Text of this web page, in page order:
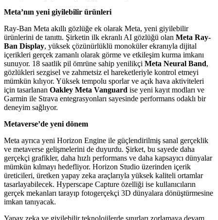
Meta’nın yeni giyilebilir ürünleri
Ray-Ban Meta akıllı gözlüğe ek olarak Meta, yeni giyilebilir
ürünlerini de tanıttı. Şirketin ilk ekranlı AI gözlüğü olan Meta Ray-
Ban Display, yüksek çözünürlüklü monoküler ekranıyla dijital
içerikleri gerçek zamanlı olarak görme ve etkileşim kurma imkanı
sunuyor. 18 saatlik pil ömrüne sahip yenilikçi Meta Neural Band,
gözlükleri sezgisel ve zahmetsiz el hareketleriyle kontrol etmeyi
mümkün kılıyor. Yüksek tempolu sporlar ve açık hava aktiviteleri
için tasarlanan Oakley Meta Vanguard ise yeni kayıt modları ve
Garmin ile Strava entegrasyonları sayesinde performans odaklı bir
deneyim sağlıyor.
Metaverse’de yeni dönem
Meta ayrıca yeni Horizon Engine ile güçlendirilmiş sanal gerçeklik
ve metaverse gelişmelerini de duyurdu. Şirket, bu sayede daha
gerçekçi grafikler, daha hızlı performans ve daha kapsayıcı dünyalar
mümkün kılmayı hedefliyor. Horizon Studio üzerinden içerik
üreticileri, üretken yapay zeka araçlarıyla yüksek kaliteli ortamlar
tasarlayabilecek. Hyperscape Capture özelliği ise kullanıcıların
gerçek mekanları tarayıp fotogerçekçi 3D dünyalara dönüştürmesine
imkan tanıyacak.
Yapay zeka ve giyilebilir teknolojilerde sınırları zorlamaya devam